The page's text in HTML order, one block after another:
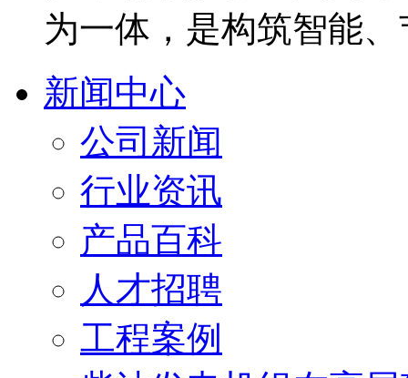
为一体，是构筑智能
新闻中心
公司新闻
行业资讯
产品百科
人才招聘
工程案例